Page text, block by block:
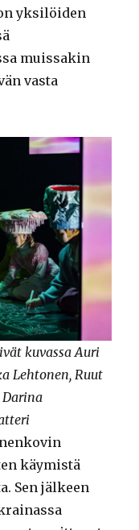
yksilöiden
muissakin
vasta
kuvassa Auri
Lehtonen, Ruut
käymistä
Sen jälkeen